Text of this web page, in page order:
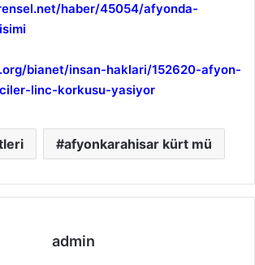
haber/45054/afyonda-
bianet/insan-haklari/152620-afyon-
linc-korkusu-yasiyor
afyonkarahisar kürt mü
admin